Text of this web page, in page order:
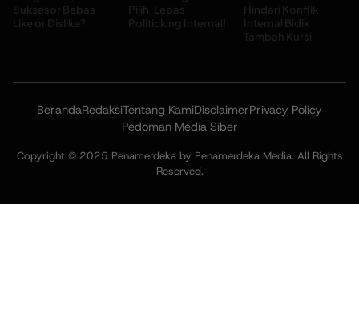
Suksesor Bebas
Like or Dislike?
Pilih, Lepas
Politicking Internal!
Hindari Konflik
Internal Bidik
Tambah Kursi
BerandaRedaksiTentang KamiDisclaimerPrivacy Policy
Pedoman Media Siber
Copyright © 2025 Penamerdeka by Penamerdeka Media. All Rights
Reserved.